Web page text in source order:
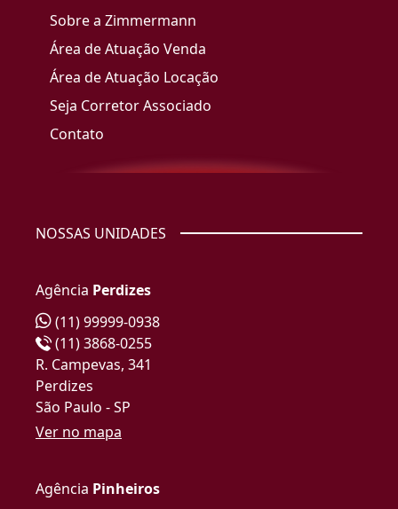
Sobre a Zimmermann
Área de Atuação Venda
Área de Atuação Locação
Seja Corretor Associado
Contato
NOSSAS UNIDADES
Agência Perdizes
(11) 99999-0938
(11) 3868-0255
R. Campevas, 341
Perdizes
São Paulo - SP
Ver no mapa
Agência Pinheiros